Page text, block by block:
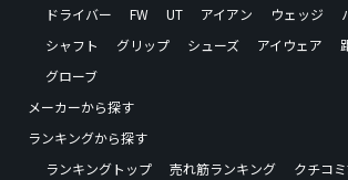
ドライバー
FW UT アイアン ウェッジ
シャフト
グリップ シューズ アイウェア
グローブ
メーカーから探す
ランキングから探す
ランキングトップ
売れ筋ランキング
クチコ